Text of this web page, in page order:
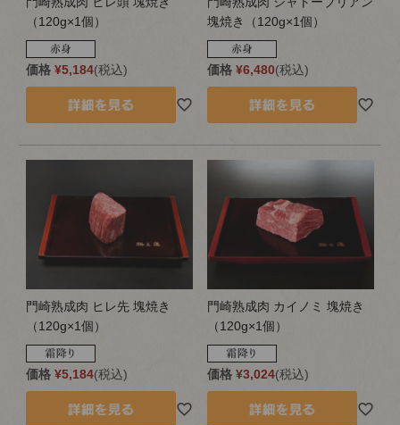
（120g×1個）
価格 ¥5,184 税込
塊焼き（120g×1個）
価格 ¥6,480 税込
門崎熟成肉 ヒレ先 塊焼き
（120g×1個）
価格 ¥5,184 税込
門崎熟成肉 カイノミ 塊焼き
（120g×1個）
価格 ¥3,024 税込